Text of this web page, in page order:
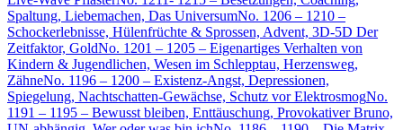
Spaltung, Liebemachen, Das UniversumNo. 1206 – 1210 –
Schockerlebnisse, Hülenfrüchte & Sprossen, Advent, 3D-5D Der
Zeitfaktor, GoldNo. 1201 – 1205 – Eigenartiges Verhalten von
Kindern & Jugendlichen, Wesen im Schlepptau, Herzensweg,
ZähneNo. 1196 – 1200 – Existenz-Angst, Depressionen,
Spiegelung, Nachtschatten-Gewächse, Schutz vor ElektrosmogNo.
1191 – 1195 – Bewusst bleiben, Enttäuschung, Provokativer Bruno,